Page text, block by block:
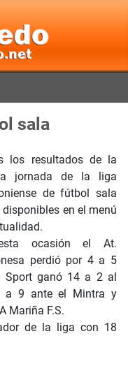
sala
los resultados de la
jornada de la liga
de fútbol sala
disponibles en el menú
ocasión el At.
perdió por 4 a 5
Sport ganó 14 a 2 al
a 9 ante el Mintra y
Mariña F.S.
de la liga con 18